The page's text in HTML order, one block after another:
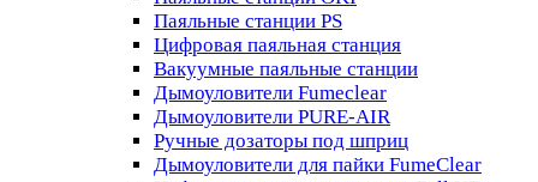
Паяльные станции PS
Цифровая паяльная станция
Вакуумные паяльные станции
Дымоуловители Fumeclear
Дымоуловители PURE-AIR
Ручные дозаторы под шприц
Дымоуловители для пайки FumeClear